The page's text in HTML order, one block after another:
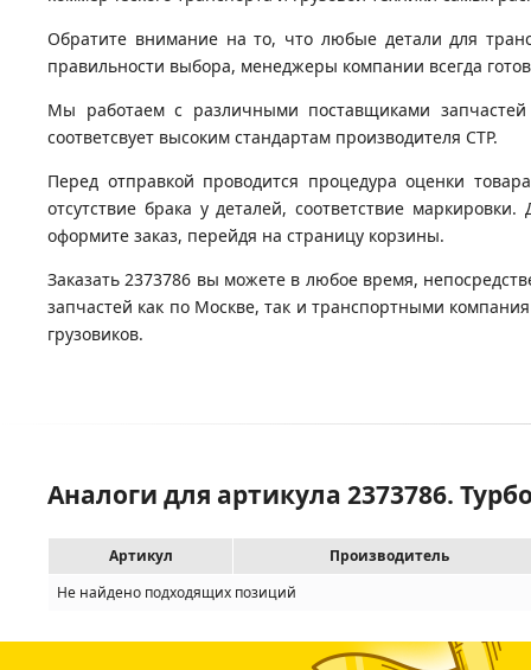
Обратите внимание на то, что любые детали для
правильности выбора, менеджеры компании всегда
Мы работаем с различными поставщиками запчастей
соответсвует высоким стандартам производителя CTP.
Перед отправкой проводится процедура оценки
отсутствие брака у деталей, соответствие
оформите заказ, перейдя на страницу корзины.
Заказать 2373786 вы можете в любое время,
запчастей как по Москве, так и транспортными
грузовиков.
Аналоги для артикула 2373786.
Артикул
Производитель
Не найдено подходящих позиций